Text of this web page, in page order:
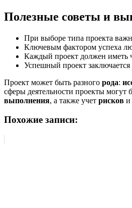
Полезные советы и
При выборе типа проекта
Ключевым фактором успеха
Каждый проект должен иметь
Успешный проект
Проект может быть разного рода:
сферы деятельности проекты могут
выполнения, а также учет рисков и
Похожие записи: